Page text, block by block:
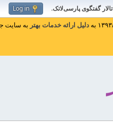
تالار گفتگوی پارسی‌لاتک.
Log in
دلیل ارائه خدمات بهتر به سایت